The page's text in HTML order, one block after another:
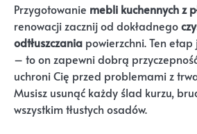
Przygotowanie mebli kuchennych z
renowacji zacznij od dokładnego
odtłuszczania powierzchni. Ten
– to on zapewni dobrą
uchroni Cię przed problemami z
Musisz usunąć każdy ślad kurzu,
wszystkim tłustych osadów.